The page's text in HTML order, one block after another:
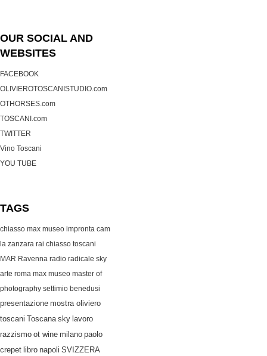
OUR SOCIAL AND
WEBSITES
FACEBOOK
OLIVIEROTOSCANISTUDIO.com
OTHORSES.com
TOSCANI.com
TWITTER
Vino Toscani
YOU TUBE
TAGS
chiasso max museo impronta cam
la zanzara rai chiasso toscani
MAR Ravenna radio radicale sky
arte roma max museo master of
photography settimio benedusi
presentazione mostra oliviero
toscani
Toscana sky lavoro
razzismo ot wine milano paolo
crepet libro napoli SVIZZERA